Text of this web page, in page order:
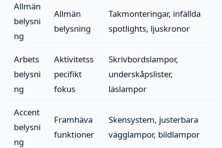
Allmän
belysni
ng
Allmän
belysning
Takmonteringar, infällda
spotlights, ljuskronor
Arbets
belysni
ng
Aktivitetss
pecifikt
fokus
Skrivbordslampor,
underskåpslister,
läslampor
Accent
belysni
ng
Framhäva
funktioner
Skensystem, justerbara
vägglampor, bildlampor